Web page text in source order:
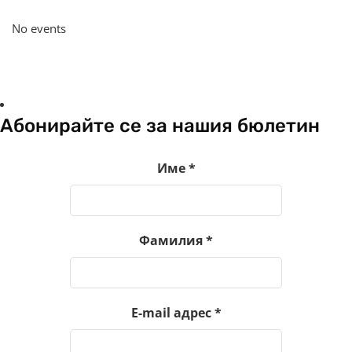
No events
Абонирайте се за нашия бюлетин
Име*
Фамилия*
E-mail адрес*